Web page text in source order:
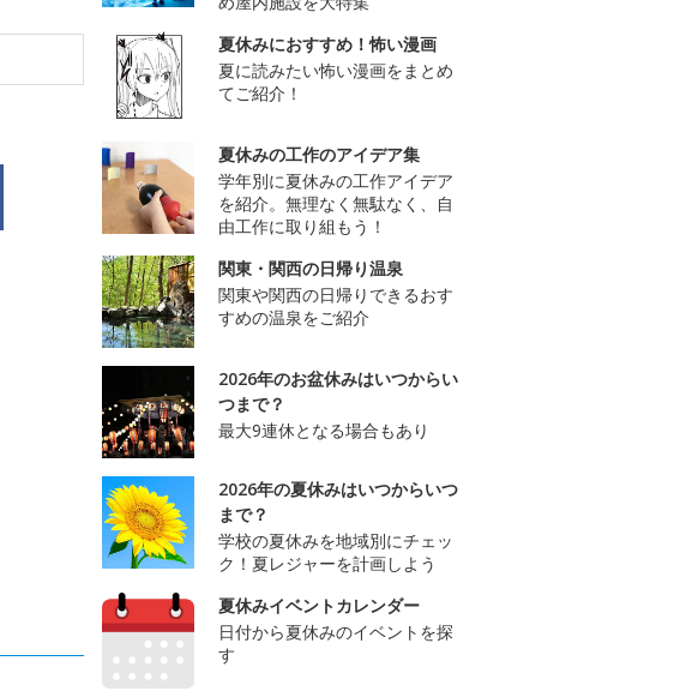
夏休みにおすすめ！怖い漫画
夏に読みたい怖い漫画をまとめ
てご紹介！
夏休みの工作のアイデア集
学年別に夏休みの工作アイデア
を紹介。無理なく無駄なく、自
由工作に取り組もう！
関東・関西の日帰り温泉
関東や関西の日帰りできるおす
すめの温泉をご紹介
2026年のお盆休みはいつからい
つまで？
最大9連休となる場合もあり
2026年の夏休みはいつからいつ
まで？
学校の夏休みを地域別にチェッ
ク！夏レジャーを計画しよう
夏休みイベントカレンダー
日付から夏休みのイベントを探
す